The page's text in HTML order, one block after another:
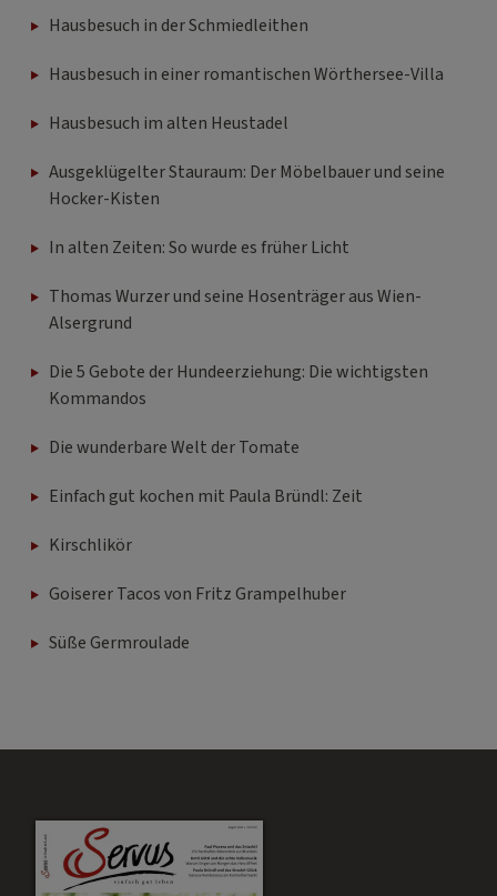
Hausbesuch in der Schmiedleithen
Hausbesuch in einer romantischen Wörthersee-Villa
Hausbesuch im alten Heustadel
Ausgeklügelter Stauraum: Der Möbelbauer und seine
Hocker-Kisten
In alten Zeiten: So wurde es früher Licht
Thomas Wurzer und seine Hosenträger aus Wien-
Alsergrund
Die 5 Gebote der Hundeerziehung: Die wichtigsten
Kommandos
Die wunderbare Welt der Tomate
Einfach gut kochen mit Paula Bründl: Zeit
Kirschlikör
Goiserer Tacos von Fritz Grampelhuber
Süße Germroulade